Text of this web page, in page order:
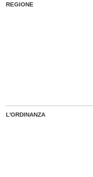
REGIONE
L'ORDINANZA